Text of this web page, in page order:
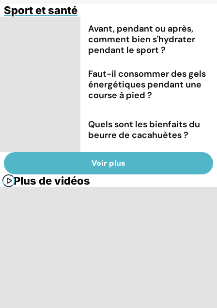
Sport et santé
Avant, pendant ou après,
comment bien s'hydrater
pendant le sport ?
Faut-il consommer des gels
énergétiques pendant une
course à pied ?
Quels sont les bienfaits du
beurre de cacahuètes ?
Voir plus
Plus de vidéos